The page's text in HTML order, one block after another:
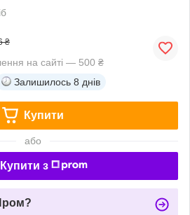
₴
на сайті — 500 ₴
Залишилось 8 днів
Купити
або
Купити з